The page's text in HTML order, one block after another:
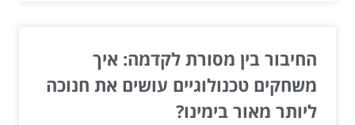
החיבור בין מסורת לקדמה: איך
משחקים טכנולוגיים עושים את חנוכה
ליותר מאור בימינו?